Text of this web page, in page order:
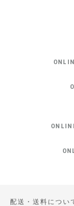
配送・送料につい